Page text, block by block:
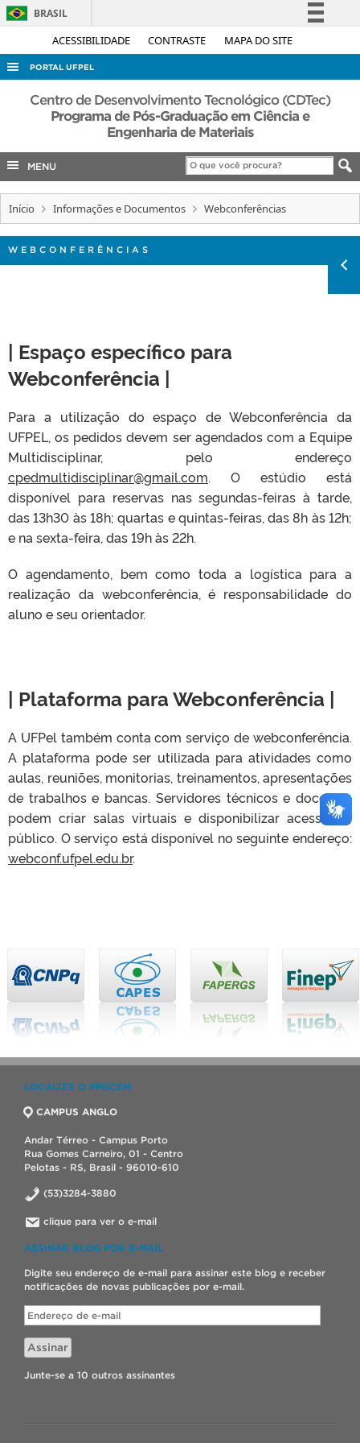
ACESSIBILIDADE CONTRASTE MAPA DO SITE
BRASIL
Simplifique!
Acesso à informação
Legislação
Canais
PORTAL UFPEL
ACESSO À INFORMAÇÃO
AUDITORIA
EDITAIS
Centro de Desenvolvimento Tecnológico (CDTec)
Programa de Pós-Graduação em Ciência e
Engenharia de Materiais
MENU
Início Informações e Documentos Webconferências
WEBCONFERÊNCIAS
| Espaço específico para
Webconferência |
Para a utilização do espaço de Webconferência da
UFPEL, os pedidos devem ser agendados com a Equipe
Multidisciplinar, pelo endereço
cpedmultidisciplinar@gmail.com. O estúdio está
disponível para reservas nas segundas-feiras à tarde,
das 13h30 às 18h; quartas e quintas-feiras, das 8h às 12h;
e na sexta-feira, das 19h às 22h.
O agendamento, bem como toda a logística para a
realização da webconferência, é responsabilidade do
aluno e seu orientador.
| Plataforma paraWebconferência |
A UFPel também conta com serviço de webconferência.
A plataforma pode ser utilizada para atividades como
aulas, reuniões, monitorias, treinamentos, apresentações
de trabalhos e bancas. Servidores técnicos e docentes
podem criar salas virtuais e disponibilizar acesso ao
público. O serviço está disponível no seguinte endereço:
webconf.ufpel.edu.br.
LOCALIZE O PPGCEM
CAMPUS ANGLO
Andar Térreo - Campus Porto
Rua Gomes Carneiro, 01 - Centro
Pelotas - RS, Brasil - 96010-610
(53)3284-3880
clique para ver o e-mail
ASSINAR BLOG POR E-MAIL
Digite seu endereço de e-mail para assinar este blog e receber
notificações de novas publicações por e-mail.
Endereço
de
e-
mail
Assinar
Junte-se a 10 outros assinantes